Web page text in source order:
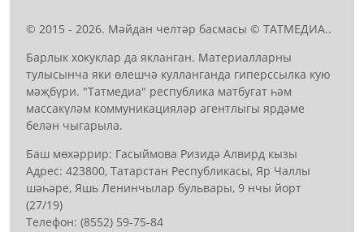
© 2015 - 2026. Мәйдан челтәр басмасы © ТАТМЕДИА..
Барлык хокуклар да якланган. Материалларны
тулысынча яки өлешчә кулланганда гиперссылка кую
мәҗбүри. "Татмедиа" республика матбугат һәм
массакүләм коммуникацияләр агентлыгы ярдәме
белән чыгарыла.
Баш мөхәррир: Гасыймова Ризидә Алвирд кызы
Адрес: 423800, Татарстан Республикасы, Яр Чаллы
шәһәре, Яшь Ленинчылар бульвары, 9 нчы йорт
(27/19)
Телефон: (8552) 59-75-84